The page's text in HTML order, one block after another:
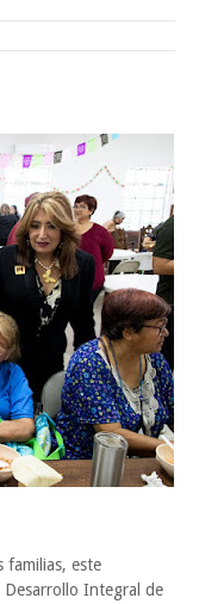
en Tamaulipas;
estatal
engrudo”
Lunes, 10 Agosto
familias, este
Desarrollo Integral de